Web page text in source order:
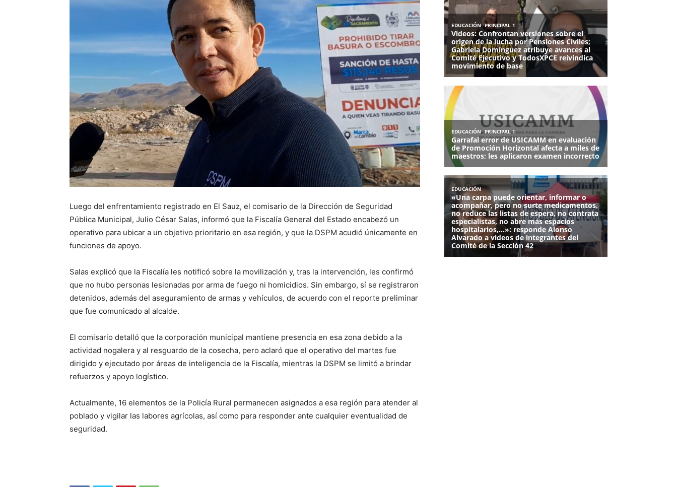
Luego del enfrentamiento registrado en El Sauz, el comisario de la Dirección de Seguridad
Pública Municipal, Julio César Salas, informó que la Fiscalía General del Estado encabezó un
operativo para ubicar a un objetivo prioritario en esa región, y que la DSPM acudió únicamente en
funciones de apoyo.
Salas explicó que la Fiscalía les notificó sobre la movilización y, tras la intervención, les confirmó
que no hubo personas lesionadas por arma de fuego ni homicidios. Sin embargo, sí se registraron
detenidos, además del aseguramiento de armas y vehículos, de acuerdo con el reporte preliminar
que fue comunicado al alcalde.
El comisario detalló que la corporación municipal mantiene presencia en esa zona debido a la
actividad nogalera y al resguardo de la cosecha, pero aclaró que el operativo del martes fue
dirigido y ejecutado por áreas de inteligencia de la Fiscalía, mientras la DSPM se limitó a brindar
refuerzos y apoyo logístico.
Actualmente, 16 elementos de la Policía Rural permanecen asignados a esa región para atender al
poblado y vigilar las labores agrícolas, así como para responder ante cualquier eventualidad de
seguridad.